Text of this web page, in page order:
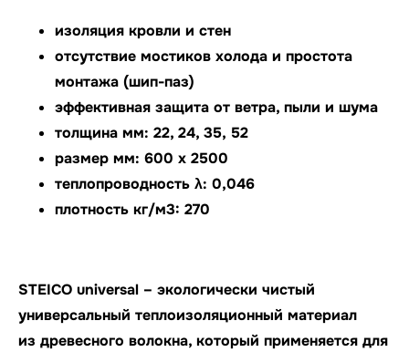
изоляция кровли и стен
отсутствие мостиков холода и простота
монтажа (шип-паз)
эффективная защита от ветра, пыли и шума
толщина мм: 22, 24, 35, 52
размер мм: 600 х 2500
теплопроводность λ: 0,046
плотность кг/м3: 270
STEICO universal – экологически чистый
универсальный теплоизоляционный материал
из древесного волокна, который применяется для